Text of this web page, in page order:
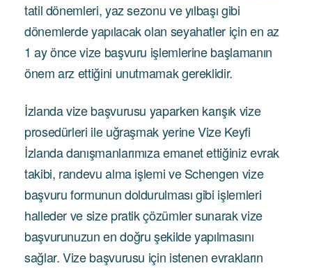
tatil dönemleri, yaz sezonu ve yılbaşı gibi
dönemlerde yapılacak olan seyahatler için en az
1 ay önce vize başvuru işlemlerine başlamanın
önem arz ettiğini unutmamak gereklidir.
İzlanda vize başvurusu yaparken karışık vize
prosedürleri ile uğraşmak yerine Vize Keyfi
İzlanda danışmanlarımıza emanet ettiğiniz evrak
takibi, randevu alma işlemi ve Schengen vize
başvuru formunun doldurulması gibi işlemleri
halleder ve size pratik çözümler sunarak vize
başvurunuzun en doğru şekilde yapılmasını
sağlar. Vize başvurusu için istenen evrakların